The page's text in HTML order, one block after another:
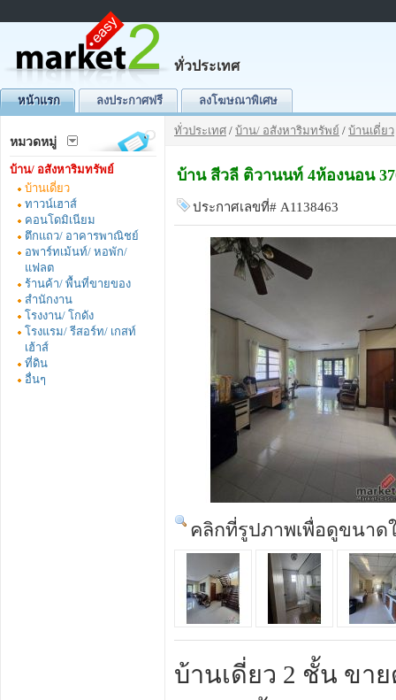
ทั่วประเทศ
หน้าแรก ลงประกาศฟรี ลงโฆษณาพิเศษ
หมวดหมู่
บ้าน/ อสังหาริมทรัพย์
บ้านเดี่ยว
ทาวน์เฮาส์
คอนโดมิเนียม
ตึกแถว/ อาคารพาณิชย์
อพาร์ทเม้นท์/ หอพัก/
แฟลต
ร้านค้า/ พื้นที่ขายของ
สำนักงาน
โรงงาน/ โกดัง
โรงแรม/ รีสอร์ท/ เกสท์
เฮ้าส์
ที่ดิน
อื่นๆ
ทั่วประเทศ / บ้าน/ อสังหาริมทรัพย์ / บ้านเดี่ยว
บ้าน สีวลี ติวานนท์ 4ห้องนอน
ประกาศเลขที่# A1138463
คลิกที่รูปภาพเพื่อดูขนาด
บ้านเดี่ยว 2 ชั้น ขา